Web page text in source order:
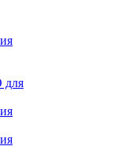
для